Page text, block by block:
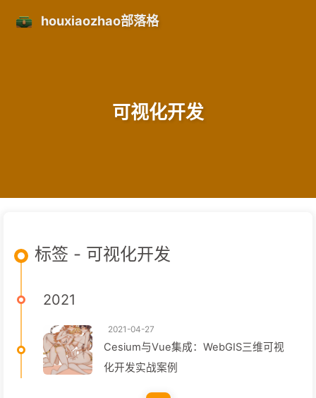
houxiaozhao部落格
可视化开发
标签 - 可视化开发
2021
2021-04-27
Cesium与Vue集成：WebGIS三维可视
化开发实战案例